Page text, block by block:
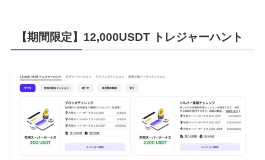
【期間限定】12,000USDT トレジャーハント